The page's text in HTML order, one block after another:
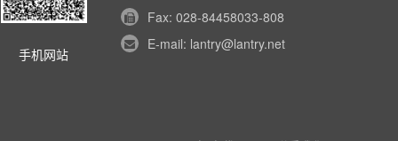
手机网站
Fax: 028-84458033-808
E-mail: lantry@lantry.net